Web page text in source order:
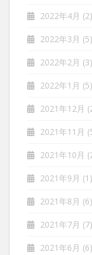
2022年4月 (2)
2022年3月 (5)
2022年2月 (3)
2022年1月 (5)
2021年12月
2021年11月
2021年10月
2021年9月 (1)
2021年8月 (6)
2021年7月 (7)
2021年6月 (6)